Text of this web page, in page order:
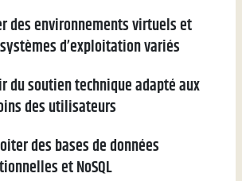
des environnements virtuels et
d’exploitation variés
du soutien technique adapté aux
des utilisateurs
des bases de données
et NoSQL